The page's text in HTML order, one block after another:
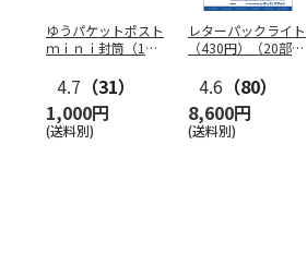
ゆうパケットポスト
ｍｉｎｉ封筒（1個
4.7 （31）
1,000円
(送料別)
レターパックライト
（430円）（20部セ
4.6 （80）
8,600円
(送料別)